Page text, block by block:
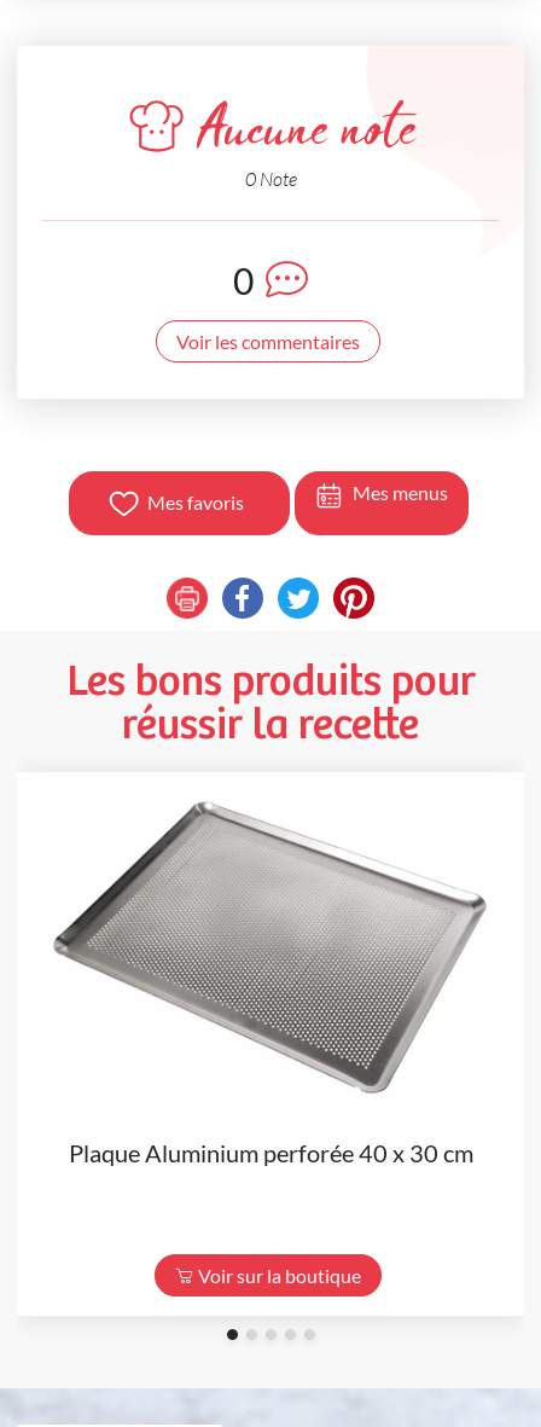
Aucune note
0 Note
0
Voir les commentaires
Mes favoris Mes menus
Les bons produits pour
réussir la recette
Plaque Aluminium perforée 40 x 30 cm
Voir sur la boutique